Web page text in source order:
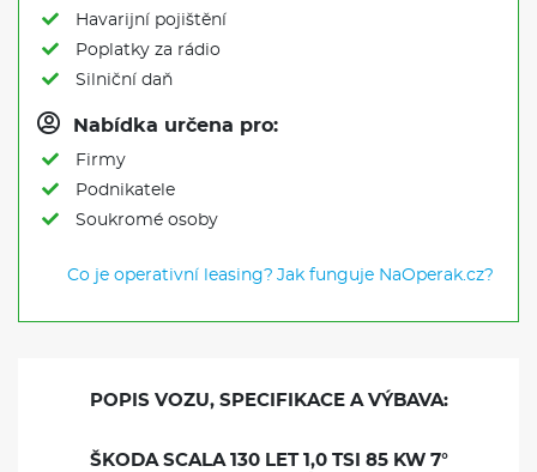
Havarijní pojištění
Poplatky za rádio
Silniční daň
Nabídka určena pro:
Firmy
Podnikatele
Soukromé osoby
Co je operativní leasing? Jak funguje NaOperak.cz?
POPIS VOZU, SPECIFIKACE A VÝBAVA:
ŠKODA SCALA 130 LET 1,0 TSI 85 KW 7°